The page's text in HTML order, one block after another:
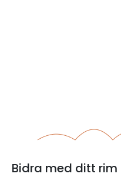
Bidra med ditt rim